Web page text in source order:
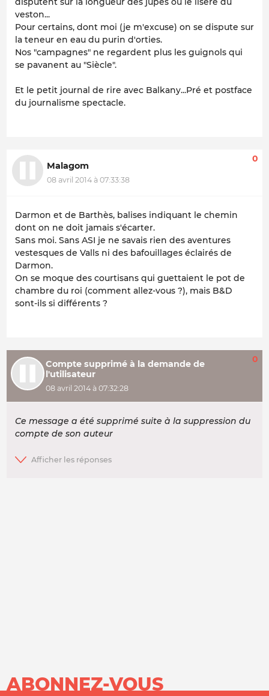
veston...
Pour certains, dont moi (je m'excuse) on se dispute sur
la teneur en eau du purin d'orties.
Nos "campagnes" ne regardent plus les guignols qui
se pavanent au "Siècle".
Et le petit journal de rire avec Balkany...Pré et postface
du journalisme spectacle.
Malagom
08 avril 2014 à 07:33:38
0
Darmon et de Barthès, balises indiquant le chemin
dont on ne doit jamais s'écarter.
Sans moi. Sans ASI je ne savais rien des aventures
vestesques de Valls ni des bafouillages éclairés de
Darmon.
On se moque des courtisans qui guettaient le pot de
chambre du roi (comment allez-vous ?), mais B&D
sont-ils si différents ?
Compte supprimé à la demande de
l'utilisateur
08 avril 2014 à 07:32:28
0
Ce message a été supprimé suite à la suppression du
compte de son auteur
ABONNEZ-VOUS